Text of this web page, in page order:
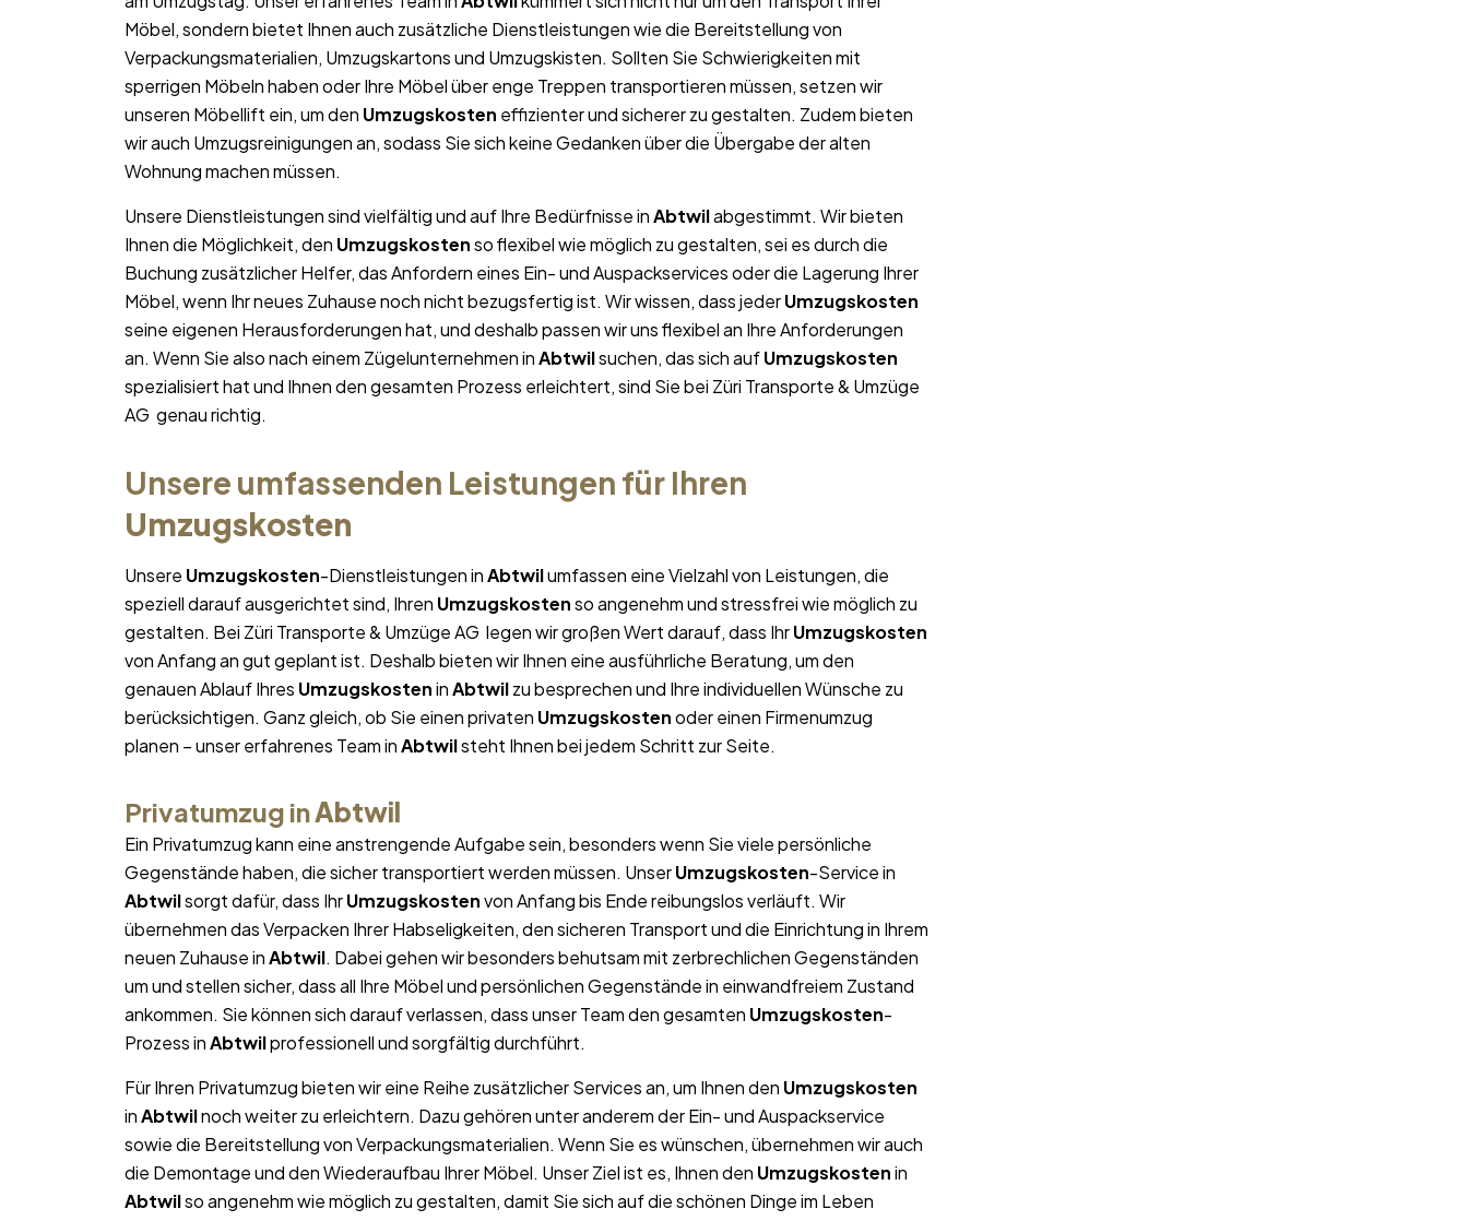
Möbel, sondern bietet Ihnen auch zusätzliche Dienstleistungen wie die Bereitstellung von
Verpackungsmaterialien, Umzugskartons und Umzugskisten. Sollten Sie Schwierigkeiten mit
sperrigen Möbeln haben oder Ihre Möbel über enge Treppen transportieren müssen, setzen wir
unseren Möbellift ein, um den Umzugskosten effizienter und sicherer zu gestalten. Zudem bieten
wir auch Umzugsreinigungen an, sodass Sie sich keine Gedanken über die Übergabe der alten
Wohnung machen müssen.
Unsere Dienstleistungen sind vielfältig und auf Ihre Bedürfnisse inAbtwilabgestimmt. Wir bieten
Ihnen die Möglichkeit, den Umzugskostenso flexibel wie möglich zu gestalten, sei es durch die
Buchung zusätzlicher Helfer, das Anfordern eines Ein- und Auspackservices oder die Lagerung Ihrer
Möbel, wenn Ihr neues Zuhause noch nicht bezugsfertig ist. Wir wissen, dass jederUmzugskosten
seine eigenen Herausforderungen hat, und deshalb passen wir uns flexibel an Ihre Anforderungen
an. Wenn Sie also nach einem Zügelunternehmen inAbtwilsuchen, das sich aufUmzugskosten
spezialisiert hat und Ihnen den gesamten Prozess erleichtert, sind Sie bei Züri Transporte & Umzüge
AG genau richtig.
Unsere umfassenden Leistungen für Ihren
Umzugskosten
Unsere Umzugskosten-Dienstleistungen inAbtwilumfassen eine Vielzahl von Leistungen, die
speziell darauf ausgerichtet sind, Ihren Umzugskostenso angenehm und stressfrei wie möglich zu
gestalten. Bei Züri Transporte & Umzüge AG legen wir großen Wert darauf, dass IhrUmzugskosten
von Anfang an gut geplant ist. Deshalb bieten wir Ihnen eine ausführliche Beratung, um den
genauen Ablauf Ihres UmzugskosteninAbtwilzu besprechen und Ihre individuellen Wünsche zu
berücksichtigen. Ganz gleich, ob Sie einen privaten Umzugskostenoder einen Firmenumzug
planen – unser erfahrenes Team inAbtwilsteht Ihnen bei jedem Schritt zur Seite.
Privatumzug inAbtwil
Ein Privatumzug kann eine anstrengende Aufgabe sein, besonders wenn Sie viele persönliche
Gegenstände haben, die sicher transportiert werden müssen. UnserUmzugskosten-Service in
Abtwilsorgt dafür, dass IhrUmzugskostenvon Anfang bis Ende reibungslos verläuft. Wir
übernehmen das Verpacken Ihrer Habseligkeiten, den sicheren Transport und die Einrichtung in Ihrem
neuen Zuhause inAbtwil. Dabei gehen wir besonders behutsam mit zerbrechlichen Gegenständen
um und stellen sicher, dass all Ihre Möbel und persönlichen Gegenstände in einwandfreiem Zustand
ankommen. Sie können sich darauf verlassen, dass unser Team den gesamten Umzugskosten-
Prozess inAbtwilprofessionell und sorgfältig durchführt.
Für Ihren Privatumzug bieten wir eine Reihe zusätzlicher Services an, um Ihnen den Umzugskosten
inAbtwilnoch weiter zu erleichtern. Dazu gehören unter anderem der Ein- und Auspackservice
sowie die Bereitstellung von Verpackungsmaterialien. Wenn Sie es wünschen, übernehmen wir auch
die Demontage und den Wiederaufbau Ihrer Möbel. Unser Ziel ist es, Ihnen den Umzugskostenin
Abtwilso angenehm wie möglich zu gestalten, damit Sie sich auf die schönen Dinge im Leben